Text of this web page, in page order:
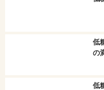
低
の
低